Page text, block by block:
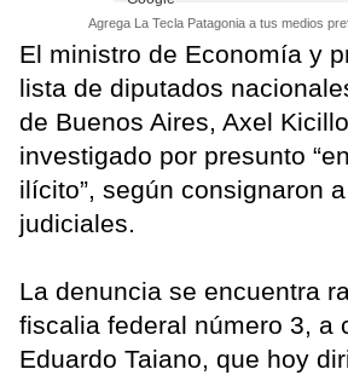
Agrega La Tecla Patagonia a tus medios
El ministro de Economía y
lista de diputados
de Buenos Aires, Axel
investigado por presunto
ilícito”, según consignaron
judiciales.
La denuncia se encuentra
fiscalia federal número 3, a
Eduardo Taiano, que hoy